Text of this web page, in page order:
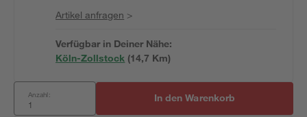
Artikel anfragen >
Verfügbar in Deiner Nähe:
Köln-Zollstock (14,7 Km)
Anzahl: In den Warenkorb